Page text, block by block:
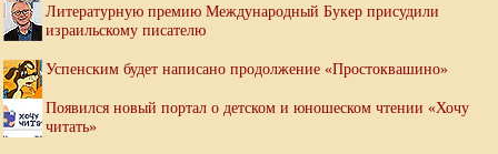
Литературную премию Международный Букер присудили
израильскому писателю
Успенским будет написано продолжение «Простоквашино»
Появился новый портал о детском и юношеском чтении «Хочу
читать»